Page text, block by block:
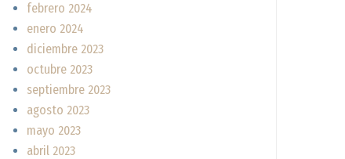
febrero 2024
enero 2024
diciembre 2023
octubre 2023
septiembre 2023
agosto 2023
mayo 2023
abril 2023